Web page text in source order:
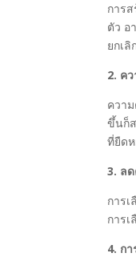
การ
ตัว อ
ยกเลิ
2. ค
ควา
ขึ้นก็
ที่ยืด
3. ล
การ
การ
4. ก